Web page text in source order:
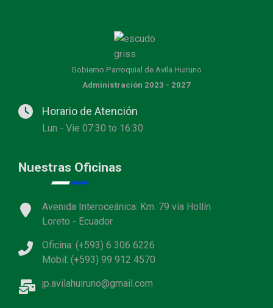
Gobierno Parroquial de Avila Huiruno
Administración 2023 - 2027
Horario de Atención
Lun - Vie 07:30 to 16:30
Nuestras Oficinas
Avenida Interoceánica: Km. 79 vía Hollín
Loreto - Ecuador
Oficina: (+593) 6 306 6226
Mobil: (+593) 99 912 4570
jp.avilahuiruno@gmail.com